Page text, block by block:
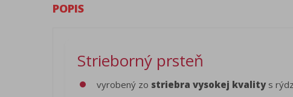
POPIS
Strieborný prsteň
vyrobený zo striebra vysokej kvalitys